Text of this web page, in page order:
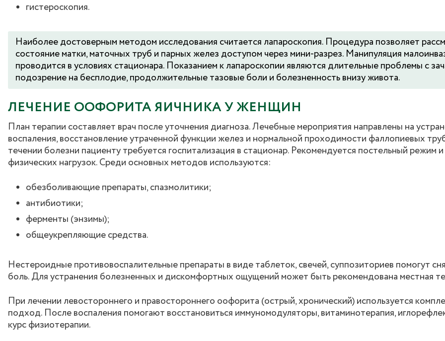
гистероскопия.
Наиболее достоверным методом исследования считается лапароскопия. Процедура позволяет
состояние матки, маточных труб и парных желез доступом через мини-разрез. Манипуляция
проводится в условиях стационара. Показанием к лапароскопии являются длительные проблемы с
подозрение на бесплодие, продолжительные тазовые боли и болезненность внизу живота.
ЛЕЧЕНИЕ ООФОРИТА ЯИЧНИКА У ЖЕНЩИН
План терапии составляет врач после уточнения диагноза. Лечебные мероприятия направлены на
воспаления, восстановление утраченной функции желез и нормальной проходимости фаллопиевых
течении болезни пациенту требуется госпитализация в стационар. Рекомендуется постельный режим
физических нагрузок. Среди основных методов используются:
обезболивающие препараты, спазмолитики;
антибиотики;
ферменты (энзимы);
общеукрепляющие средства.
Нестероидные противовоспалительные препараты в виде таблеток, свечей, суппозиториев помогут
боль. Для устранения болезненных и дискомфортных ощущений может быть рекомендована местная
При лечении левостороннего и правостороннего оофорита (острый, хронический) используется
подход. После воспаления помогают восстановиться иммуномодуляторы, витаминотерапия,
курс физиотерапии.